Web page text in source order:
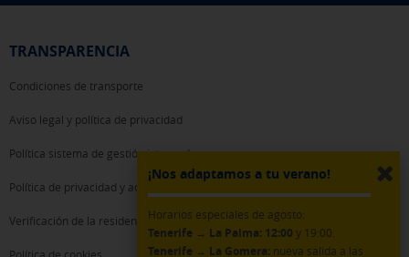
¡Nos adaptamos a tu verano!
Horarios especiales de agosto:
Tenerife → La Palma: 12:00 y 19:00.
Tenerife → La Gomera: nueva salida a las
TRANSPARENCIA
Condiciones de transporte
Aviso legal y política de privacidad
Política sistema de gestión integrado
Política de privacidad y acceso WiFi
Verificación de la residencia